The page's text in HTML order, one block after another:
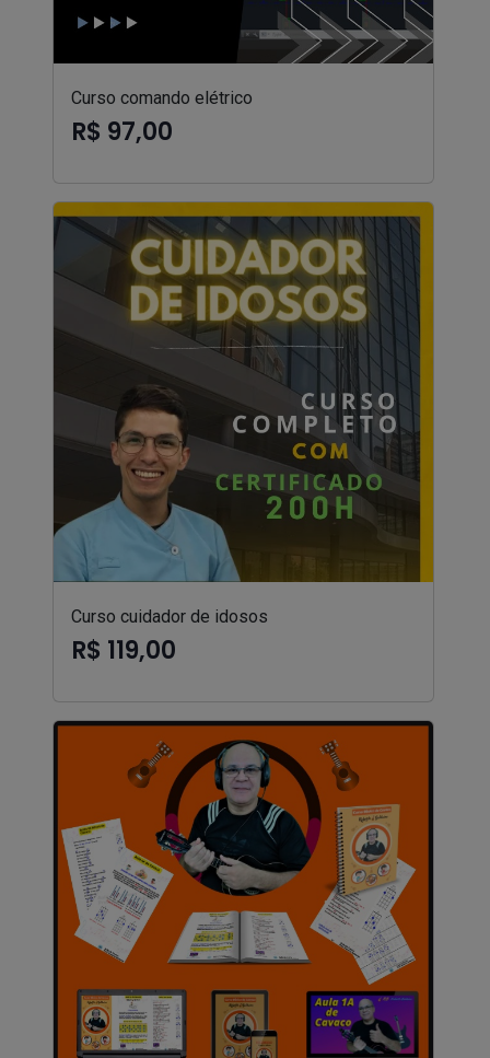
Curso comando elétrico
R$ 97,00
Curso cuidador de idosos
R$ 119,00